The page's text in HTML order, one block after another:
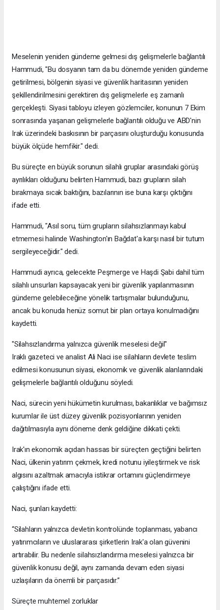
Meselenin yeniden gündeme gelmesi dış gelişmelerle bağlantılı
Hammudi, "Bu dosyanın tam da bu dönemde yeniden gündeme
getirilmesi, bölgenin siyasi ve güvenlik haritasının yeniden
şekillendirilmesini gerektiren dış gelişmelerle eş zamanlı
gerçekleşti. Siyasi tabloyu izleyen gözlemciler, konunun 7 Ekim
sonrasında yaşanan gelişmelerle bağlantılı olduğu ve ABD'nin
Irak üzerindeki baskısının bir parçasını oluşturduğu konusunda
büyük ölçüde hemfikir." dedi.
Bu süreçte en büyük sorunun silahlı gruplar arasındaki görüş
ayrılıkları olduğunu belirten Hammudi, bazı grupların silah
bırakmaya sıcak baktığını, bazılarının ise buna karşı çıktığını
ifade etti.
Hammudi, "Asıl soru, tüm grupların silahsızlanmayı kabul
etmemesi halinde Washington'ın Bağdat'a karşı nasıl bir tutum
sergileyeceğidir." dedi.
Hammudi ayrıca, gelecekte Peşmerge ve Haşdi Şabi dahil tüm
silahlı unsurları kapsayacak yeni bir güvenlik yapılanmasının
gündeme gelebileceğine yönelik tartışmalar bulunduğunu,
ancak bu konuda henüz somut bir plan ortaya konulmadığını
kaydetti.
"Silahsızlandırma yalnızca güvenlik meselesi değil"
Iraklı gazeteci ve analist Ali Naci ise silahların devlete teslim
edilmesi konusunun siyasi, ekonomik ve güvenlik alanlarındaki
gelişmelerle bağlantılı olduğunu söyledi.
Naci, sürecin yeni hükümetin kurulması, bakanlıklar ve bağımsız
kurumlar ile üst düzey güvenlik pozisyonlarının yeniden
dağıtılmasıyla aynı döneme denk geldiğine dikkati çekti.
Irak'ın ekonomik açıdan hassas bir süreçten geçtiğini belirten
Naci, ülkenin yatırım çekmek, kredi notunu iyileştirmek ve risk
algısını azaltmak amacıyla istikrar ortamını güçlendirmeye
çalıştığını ifade etti.
Naci, şunları kaydetti:
“Silahların yalnızca devletin kontrolünde toplanması, yabancı
yatırımcıların ve uluslararası şirketlerin Irak'a olan güvenini
artırabilir. Bu nedenle silahsızlandırma meselesi yalnızca bir
güvenlik konusu değil, aynı zamanda devam eden siyasi
uzlaşıların da önemli bir parçasıdır.”
Süreçte muhtemel zorluklar